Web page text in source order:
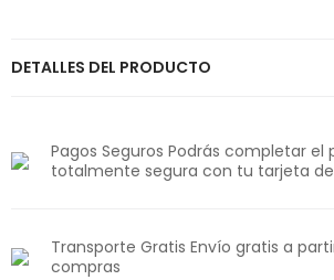
DETALLES DEL PRODUCTO
Pagos Seguros Podrás completar
totalmente segura con tu tarjeta
Transporte Gratis Envío gratis a
compras